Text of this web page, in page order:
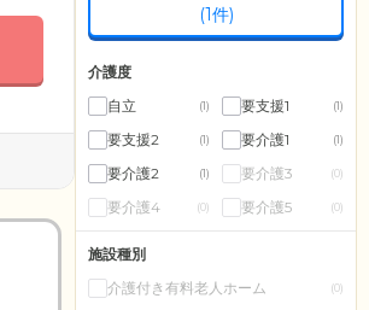
(1件)
介護度
自立
(1) 要支援1 (1)
要支援2 (1) 要介護1 (1)
要介護2 (1) 要介護3 (0)
要介護4 (0) 要介護5 (0)
施設種別
介護付き有料老人ホーム
(0)